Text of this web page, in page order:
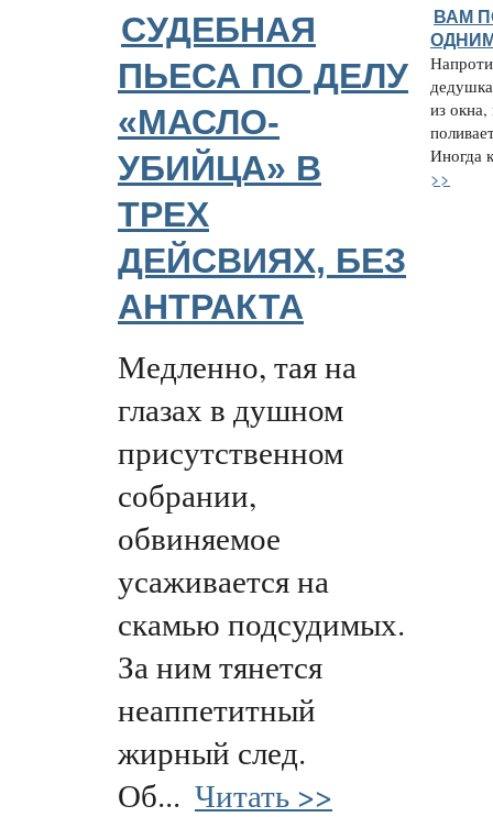
СУДЕБНАЯ
ПЬЕСА ПО ДЕЛУ
«МАСЛО-
УБИЙЦА» В
ТРЕХ
ДЕЙСВИЯХ, БЕЗ
АНТРАКТА
Медленно, тая на
глазах в душном
присутственном
собрании,
обвиняемое
усаживается на
скамью подсудимых.
За ним тянется
неаппетитный
жирный след.
Об... Читать >>
ВАМ
из
Иногда
>>